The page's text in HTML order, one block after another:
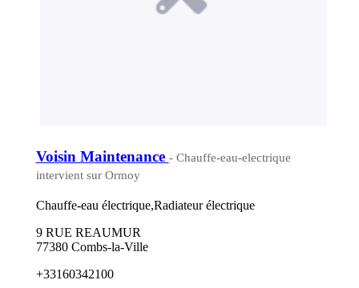
Voisin Maintenance - Chauffe-eau-electrique
intervient sur Ormoy
Chauffe-eau électrique,Radiateur électrique
9 RUE REAUMUR
77380 Combs-la-Ville
+33160342100